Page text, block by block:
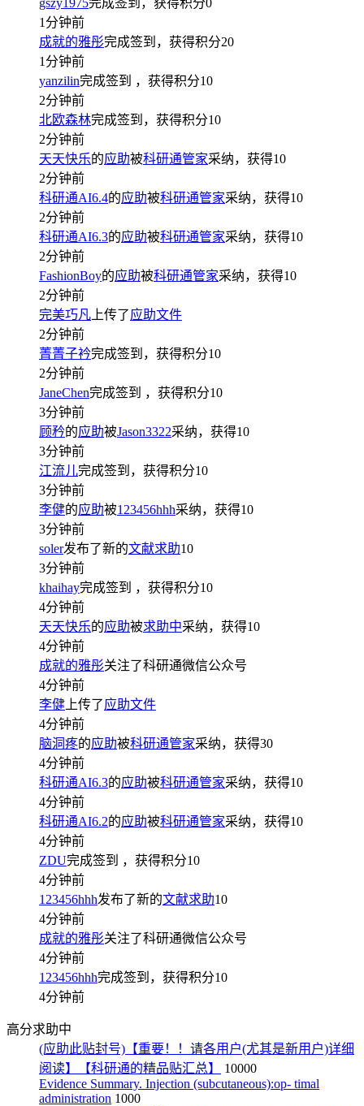
gszy1975完成签到，获得积分0
1分钟前
成就的雅彤完成签到，获得积分20
1分钟前
yanzilin完成签到 ，获得积分10
2分钟前
北欧森林完成签到，获得积分10
2分钟前
天天快乐的应助被科研通管家采纳，获得10
2分钟前
科研通AI6.4的应助被科研通管家采纳，获得10
2分钟前
科研通AI6.3的应助被科研通管家采纳，获得10
2分钟前
FashionBoy的应助被科研通管家采纳，获得10
2分钟前
完美巧凡 上传了应助文件
2分钟前
菁菁子衿完成签到，获得积分10
2分钟前
JaneChen完成签到 ，获得积分10
3分钟前
顾矜的应助被Jason3322采纳，获得10
3分钟前
江流儿完成签到，获得积分10
3分钟前
李健的应助被123456hhh采纳，获得10
3分钟前
soler发布了新的文献求助10
3分钟前
khaihay完成签到 ，获得积分10
4分钟前
天天快乐的应助被求助中采纳，获得10
4分钟前
成就的雅彤关注了科研通微信公众号
4分钟前
李健 上传了应助文件
4分钟前
脑洞疼的应助被科研通管家采纳，获得30
4分钟前
科研通AI6.3的应助被科研通管家采纳，获得10
4分钟前
科研通AI6.2的应助被科研通管家采纳，获得10
4分钟前
ZDU完成签到 ，获得积分10
4分钟前
123456hhh发布了新的文献求助10
4分钟前
成就的雅彤关注了科研通微信公众号
4分钟前
123456hhh完成签到，获得积分10
4分钟前
高分求助中
(应助此贴封号)【重要！！请各用户(尤其是新用户)详细
阅读】【科研通的精品贴汇总】
10000
Evidence Summary. Injection (subcutaneous):op- timal
administration 1000